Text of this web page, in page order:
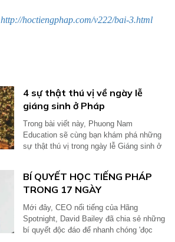
http://hoctiengphap.com/v222/bai-3.html
4 sự thật thú vị về ngày lễ
giáng sinh ở Pháp
Trong bài viết này, Phuong Nam
Education sẽ cùng bạn khám phá những
sự thật thú vị trong ngày lễ Giáng sinh ở
BÍ QUYẾT HỌC TIẾNG PHÁP
TRONG 17 NGÀY
Mới đây, CEO nổi tiếng của Hãng
Spotnight, David Bailey đã chia sẻ những
bí quyết độc đáo để nhanh chóng 'đọc